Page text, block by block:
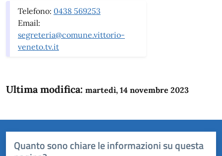
Telefono: 0438 569253
Email:
segreteria@comune.vittorio-
veneto.tv.it
Ultima modifica: martedì, 14 novembre 2023
Quanto sono chiare le informazioni su questa